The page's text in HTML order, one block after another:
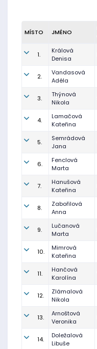
MÍSTO JMÉNO
1.
Králová
Denisa
2.
Vandasová
Adéla
3.
Thýnová
Nikola
4.
Lamačová
Kateřina
5.
Semrádová
Jana
6.
Fenclová
Marta
7.
Hanušová
Kateřina
8.
Zabořilová
Anna
9.
Lučanová
Marta
10.
Mimrová
Kateřina
11.
Hančová
Karolína
12.
Zlámalová
Nikola
13.
Arnoštová
Veronika
14.
Doležalová
Libuše